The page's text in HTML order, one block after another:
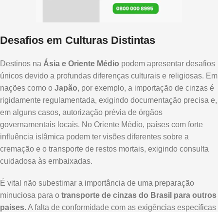
Desafios em Culturas Distintas
Destinos na Ásia e Oriente Médio podem apresentar desafios
únicos devido a profundas diferenças culturais e religiosas. Em
nações como o Japão, por exemplo, a importação de cinzas é
rigidamente regulamentada, exigindo documentação precisa e,
em alguns casos, autorização prévia de órgãos
governamentais locais. No Oriente Médio, países com forte
influência islâmica podem ter visões diferentes sobre a
cremação e o transporte de restos mortais, exigindo consulta
cuidadosa às embaixadas.
É vital não subestimar a importância de uma preparação
minuciosa para o transporte de cinzas do Brasil para outros
países. A falta de conformidade com as exigências específicas